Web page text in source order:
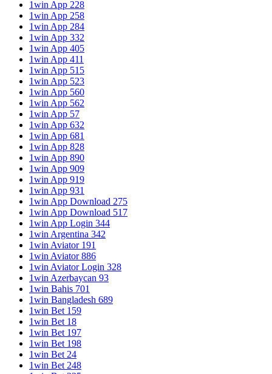
1win App 228
1win App 258
1win App 284
1win App 332
1win App 405
1win App 411
1win App 515
1win App 523
1win App 560
1win App 562
1win App 57
1win App 632
1win App 681
1win App 828
1win App 890
1win App 909
1win App 919
1win App 931
1win App Download 275
1win App Download 517
1win App Login 344
1win Argentina 342
1win Aviator 191
1win Aviator 886
1win Aviator Login 328
1win Azerbaycan 93
1win Bahis 701
1win Bangladesh 689
1win Bet 159
1win Bet 18
1win Bet 197
1win Bet 198
1win Bet 24
1win Bet 248